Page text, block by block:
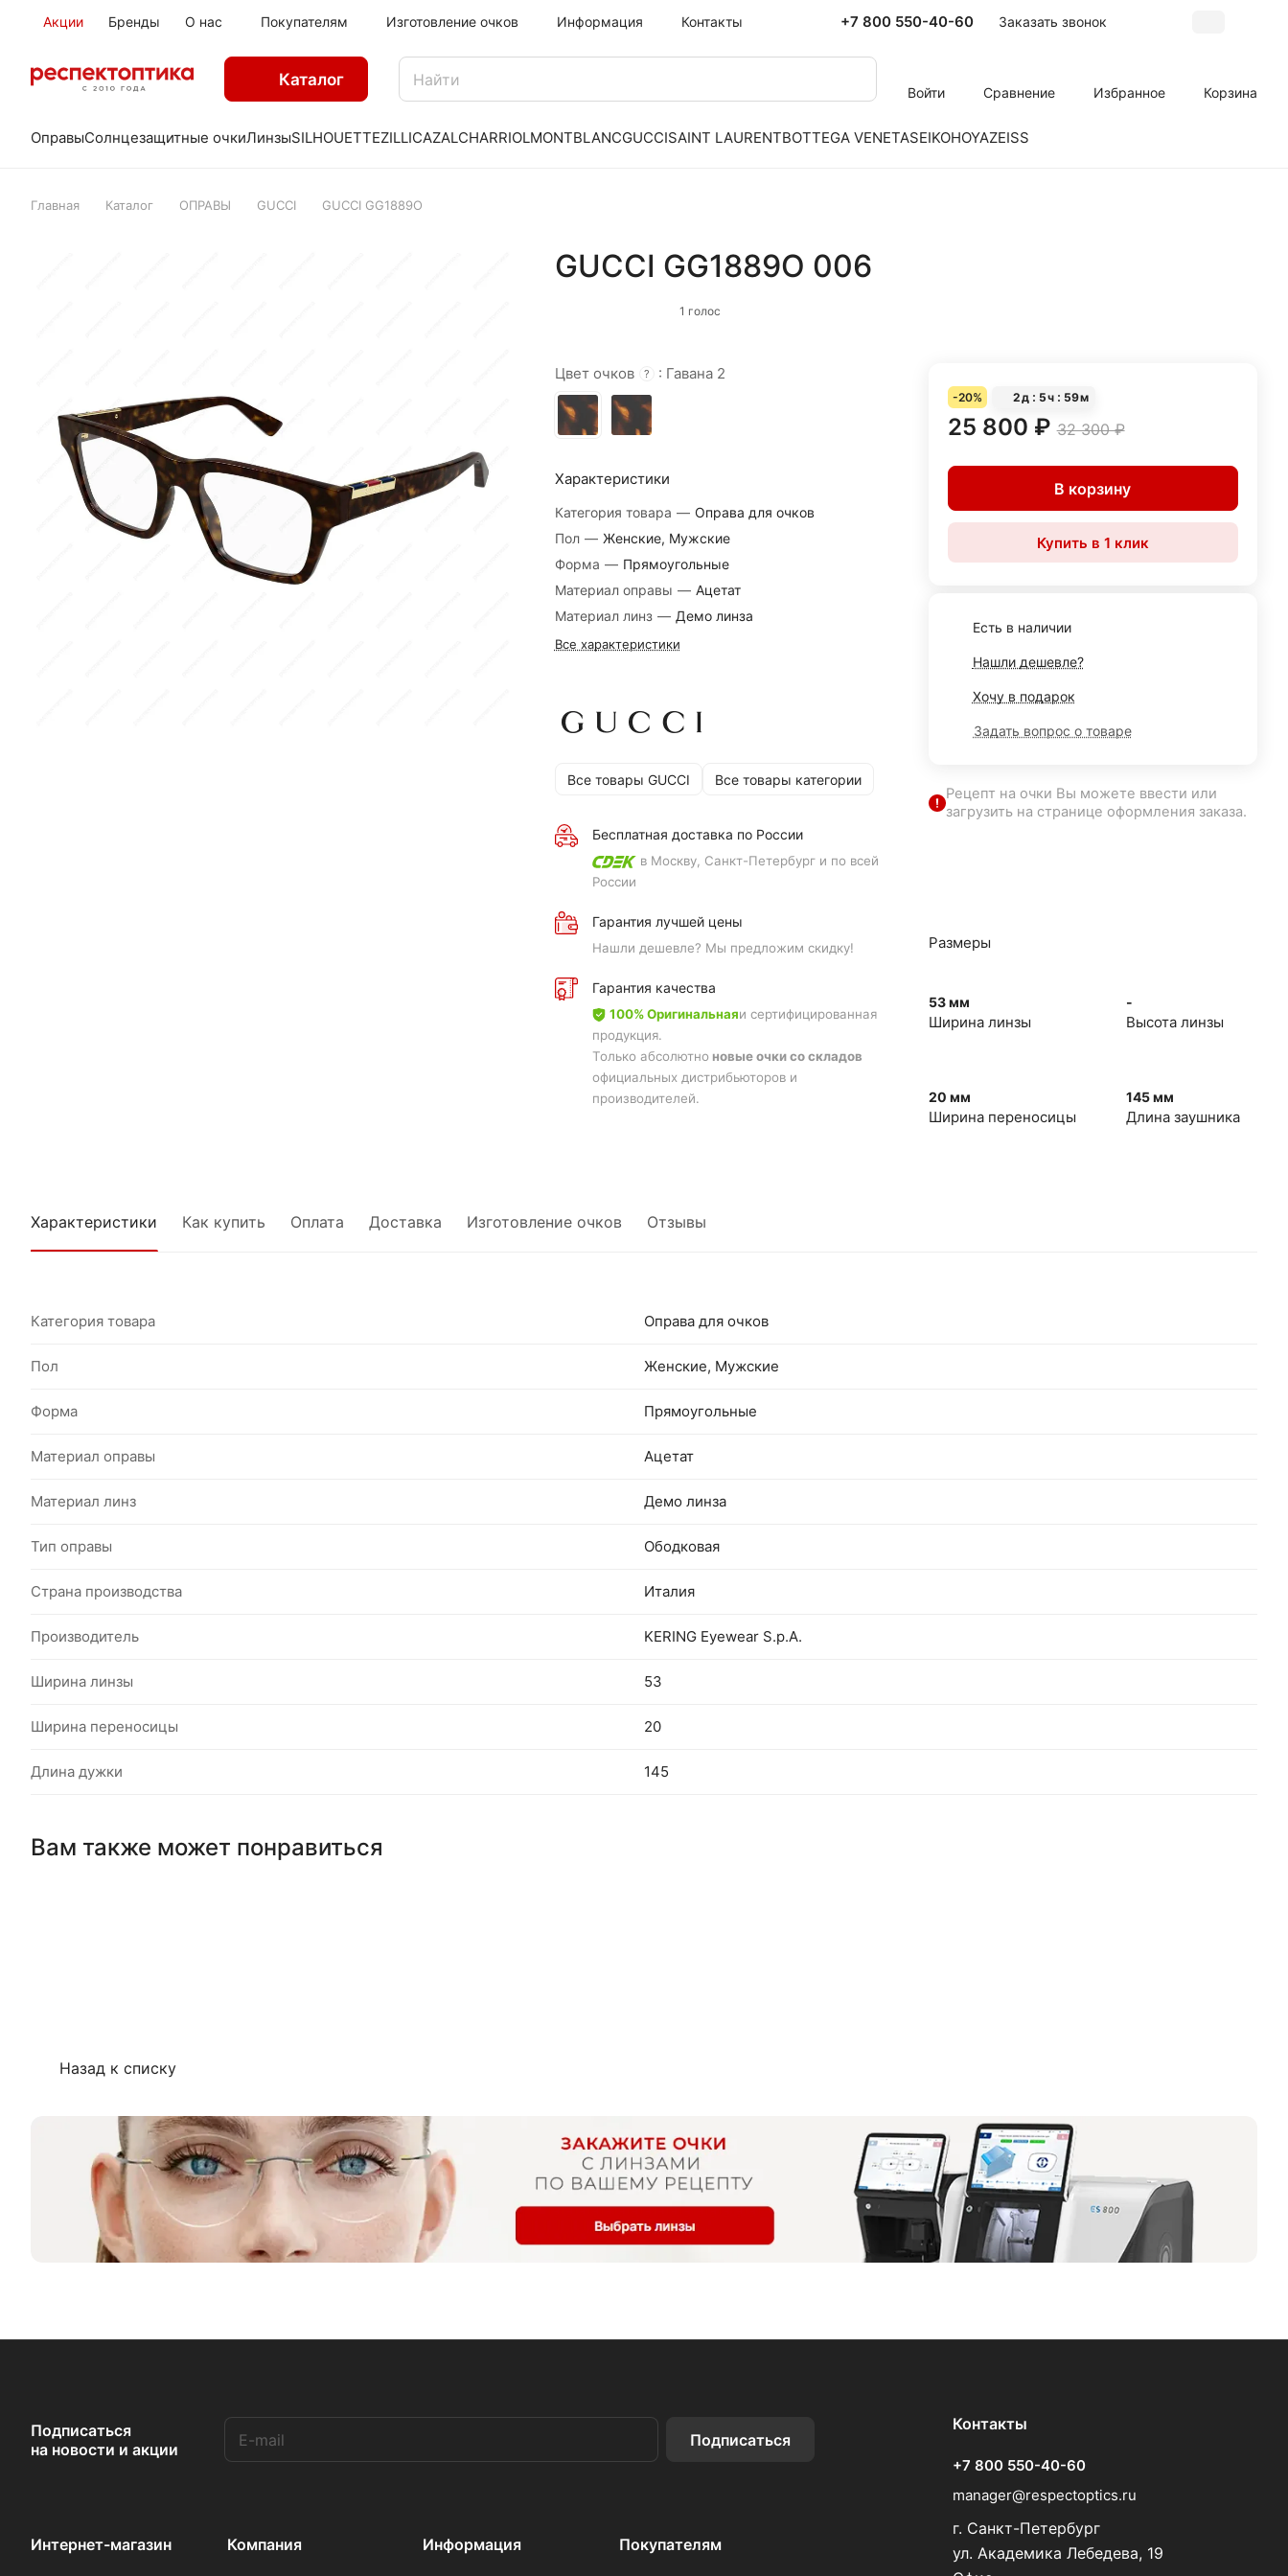
Акции Бренды О нас Покупателям Изготовление очков Информация Контакты +7 800 550-40-60 Заказать звонок
Каталог
Войти Сравнение Избранное Корзина
ОправыСолнцезащитные очкиЛинзыSILHOUETTEZILLICAZALCHARRIOLMONTBLANCGUCCISAINT LAURENTBOTTEGA VENETASEIKOHOYAZEISS
Главная Каталог ОПРАВЫ GUCCI GUCCI GG1889O
GUCCI GG1889O 006
1 голос
Цвет очков ? : Гавана 2
Характеристики
Категория товара — Оправа для очков
Пол — Женские, Мужские
Форма — Прямоугольные
Материал оправы — Ацетат
Материал линз — Демо линза
Все характеристики
Все товары GUCCI Все товары категории
Бесплатная доставка по России
в Москву, Санкт-Петербург и по всей
России
Гарантия лучшей цены
Нашли дешевле? Мы предложим скидку!
Гарантия качества
100% Оригинальнаяи сертифицированная
продукция.
Только абсолютноновые очки со складов
официальных дистрибьюторов и
производителей.
-20% 2д 5ч 59м
25 800 ₽ 32 300 ₽
В корзину
Купить в 1 клик
Есть в наличии
Нашли дешевле?
Хочу в подарок
Задать вопрос о товаре
Рецепт на очки Вы можете ввести или
загрузить на странице оформления заказа.
Размеры
53 мм
Ширина линзы
-
Высота линзы
20 мм
Ширина переносицы
145 мм
Длина заушника
Характеристики Как купить Оплата Доставка Изготовление очков Отзывы
Категория товара Оправа для очков
Пол Женские, Мужские
Форма Прямоугольные
Материал оправы Ацетат
Материал линз Демо линза
Тип оправы Ободковая
Страна производства Италия
Производитель KERING Eyewear S.p.A.
Ширина линзы 53
Ширина переносицы 20
Длина дужки 145
Вам также может понравиться
Назад к списку
Подписаться
на новости и акции
Подписаться
Интернет-магазин Компания Информация Покупателям
Контакты
+7 800 550-40-60
manager@respectoptics.ru
г. Санкт-Петербург
ул. Академика Лебедева, 19